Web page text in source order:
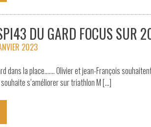
DU GARD FOCUS SUR
2023
dans la place……. Olivier et jean-François
s’améliorer sur triathlon M […]